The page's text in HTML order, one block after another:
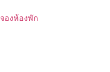
to
จองห้องพัก